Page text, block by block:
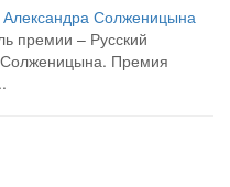
Солженицына
премии – Русский
Премия